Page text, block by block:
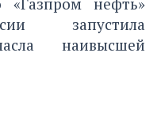
запустила
наивысшей